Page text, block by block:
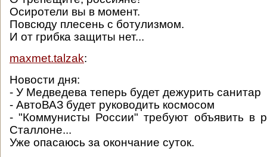
Осиротели вы в момент.
Повсюду плесень с ботулизмом.
И от грибка защиты нет...
maxmet.talzak:
Новости дня:
- У Медведева теперь будет дежурить санитар
- АвтоВАЗ будет руководить космосом
- "Коммунисты России" требуют объявить в
Сталлоне...
Уже опасаюсь за окончание суток.